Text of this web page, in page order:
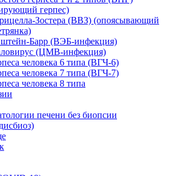
герпес)
Зостера (ВВЗ) (опоясывающий
Барр (ВЭБ-инфекция)
(ЦМВ-инфекция)
человека 6 типа (ВГЧ-6)
человека 7 типа (ВГЧ-7)
человека 8 типа
печени без биопсии